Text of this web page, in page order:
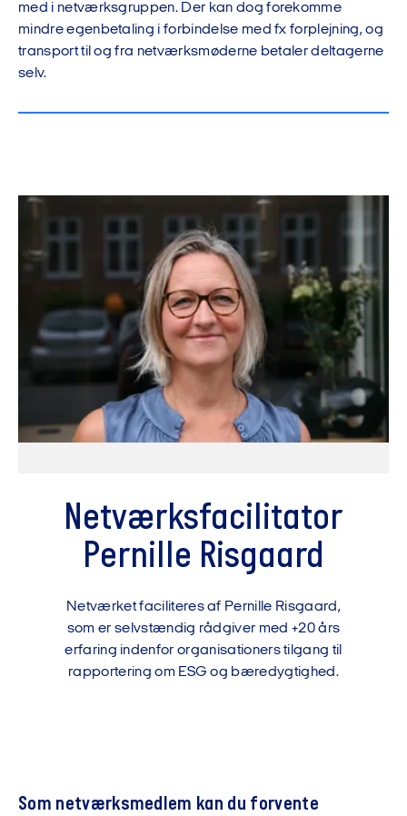
med i netværksgruppen. Der kan dog forekomme
mindre egenbetaling i forbindelse med fx forplejning, og
transport til og fra netværksmøderne betaler deltagerne
selv.
Netværksfacilitator
Pernille Risgaard
Netværket faciliteres af Pernille Risgaard,
som er selvstændig rådgiver med +20 års
erfaring indenfor organisationers tilgang til
rapportering om ESG og bæredygtighed.
Som netværksmedlem kan du forvente